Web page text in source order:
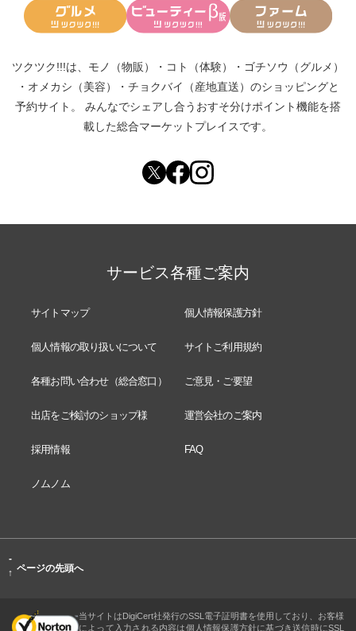
ツクツク!!!は、 モノ（物販） ・ コト（体験） ・ ゴチソウ（グルメ）
・ オメカシ（美容） ・ チョクバイ（産地直送） のショッピングと
予約サイト。
みんなでシェアし合う おすそ分けポイント機能を搭
載した総合マーケットプレイスです。
サービス各種ご案内
サイトマップ 個人情報保護方針
個人情報の取り扱いについて サイトご利用規約
各種お問い合わせ（総合窓口） ご意見・ご要望
出店をご検討のショップ様 運営会社のご案内
採用情報 FAQ
ノムノム
-
↑ ページの先頭へ
当サイトはDigiCert社発行のSSL電子証明書を使用しており、お客様
によって入力される内容は個人情報保護方針に基づき送信時にSSL